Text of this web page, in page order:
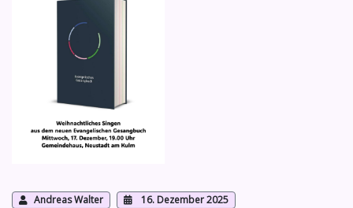
Andreas Walter
16. Dezember 2025